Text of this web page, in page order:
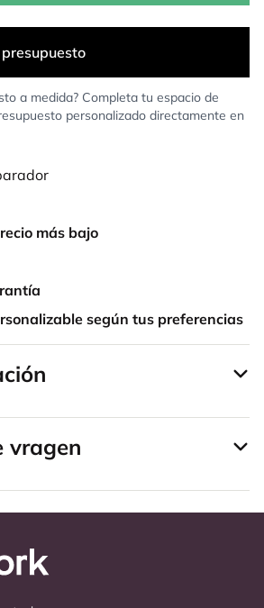
a medida? Completa tu espacio de
personalizado directamente en
más bajo
según tus preferencias
vragen